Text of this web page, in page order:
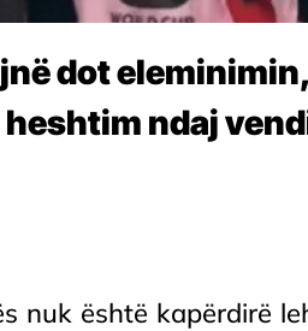
dot
heshtim ndaj
nuk është kapërdirë